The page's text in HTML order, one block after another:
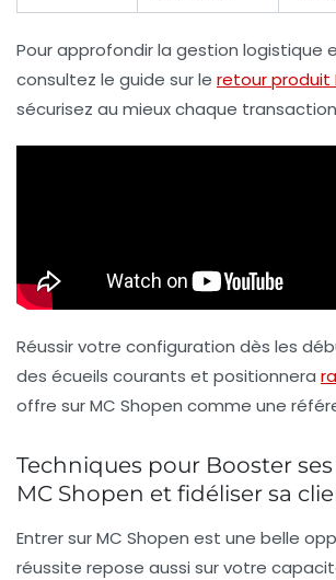
Pour approfondir la gestion logistique
consultez le guide sur le retour produit
sécurisez au mieux chaque
Réussir votre configuration dès les
des écueils courants et positionnera
offre sur MC Shopen comme une
Techniques pour Booster
MC Shopen et fidéliser sa
Entrer sur MC Shopen est une belle
réussite repose aussi sur votre